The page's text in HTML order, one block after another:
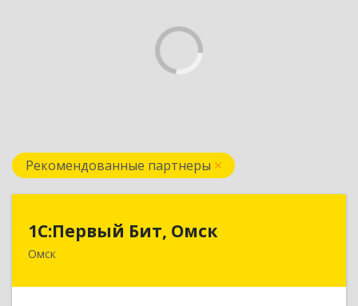
Рекомендованные партнеры
1С:Первый Бит, Омск
Омск
644099, Омская обл, Омск г, Гагарина ул, дом №